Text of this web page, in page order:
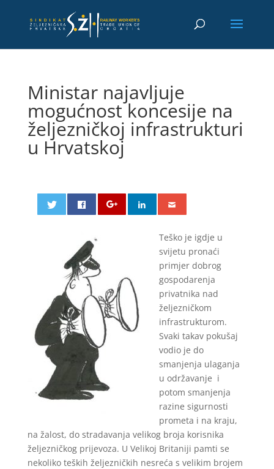
Ministar najavljuje
mogućnost koncesije na
željezničkoj infrastrukturi
u Hrvatskoj
Teško je igdje u
svijetu pronaći
primjer dobrog
gospodarenja
privatnika nad
željezničkom
infrastrukturom.
Svaki takav pokušaj
vodio je do
smanjenja ulaganja
u održavanje i
potom smanjenja
razine sigurnosti
prometa i na kraju,
na žalost, do stradavanja velikog broja korisnika
željezničkog prijevoza. U Velikoj Britaniji pamti se
nekoliko teških željezničkih nesreća s velikim brojem